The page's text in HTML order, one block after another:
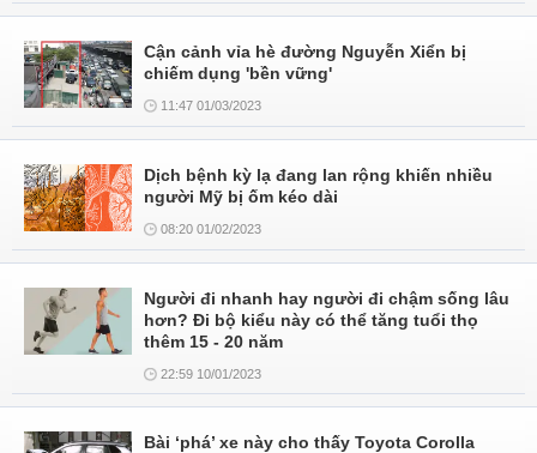
Cận cảnh vỉa hè đường Nguyễn Xiển bị
chiếm dụng 'bền vững'
11:47 01/03/2023
Dịch bệnh kỳ lạ đang lan rộng khiến nhiều
người Mỹ bị ốm kéo dài
08:20 01/02/2023
Người đi nhanh hay người đi chậm sống lâu
hơn? Đi bộ kiểu này có thể tăng tuổi thọ
thêm 15 - 20 năm
22:59 10/01/2023
Bài ‘phá’ xe này cho thấy Toyota Corolla